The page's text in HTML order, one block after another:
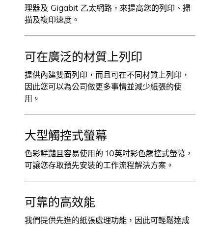
理器及 Gigabit 乙太網路，來提高您的列印、掃
描及複印速度。
可在廣泛的材質上列印
提供內建雙面列印，而且可在不同材質上列印，
因此您可以為公司做更多事情並減少紙張的使
用。
大型觸控式螢幕
色彩鮮豔且容易使用的 10英吋彩色觸控式螢幕，
可讓您存取預先安裝的工作流程解決方案。
可靠的高效能
我們提供先進的紙張處理功能，因此可輕鬆達成